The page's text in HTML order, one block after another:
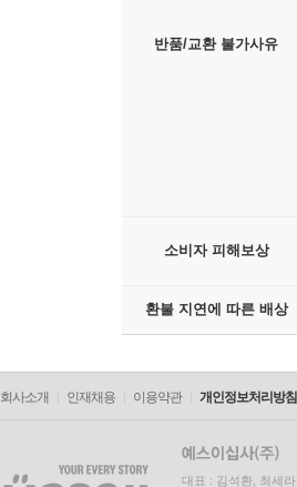
반품/교환 불가사유
소비자 피해보상
환불 지연에 따른 배상
회사소개 인재채용 이용약관 개인정보처리방침
대표 : 김석환, 최세라